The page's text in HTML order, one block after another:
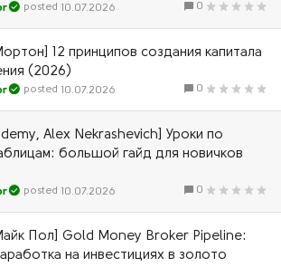
0
10.07.2026
12 принципов создания капитала
(2026)
0
10.07.2026
Alex Nekrashevich] Уроки по
большой гайд для новичков
0
10.07.2026
Пол] Gold Money Broker Pipeline:
на инвестициях в золото